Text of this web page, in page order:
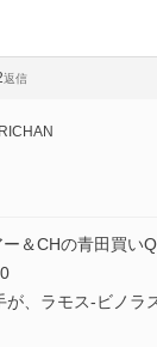
返信
＆CHの青田買い
が、ラモス-ビノラ